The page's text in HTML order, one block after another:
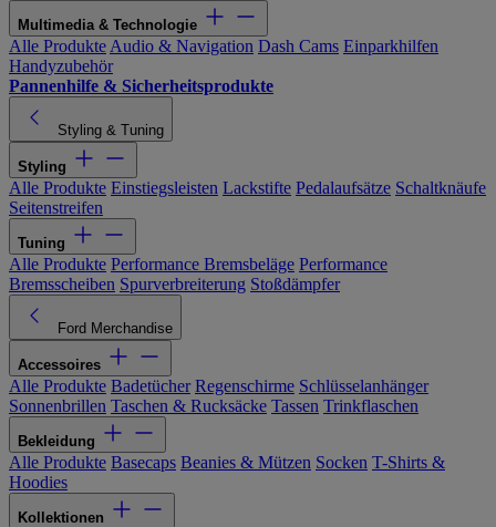
Multimedia & Technologie
Alle Produkte Audio & Navigation Dash Cams Einparkhilfen
Handyzubehör
Pannenhilfe & Sicherheitsprodukte
Styling & Tuning
Styling
Alle Produkte Einstiegsleisten Lackstifte Pedalaufsätze Schaltknäufe
Seitenstreifen
Tuning
Alle Produkte Performance Bremsbeläge Performance
Bremsscheiben Spurverbreiterung Stoßdämpfer
Ford Merchandise
Accessoires
Alle Produkte Badetücher Regenschirme Schlüsselanhänger
Sonnenbrillen Taschen & Rucksäcke Tassen Trinkflaschen
Bekleidung
Alle Produkte Basecaps Beanies & Mützen Socken T-Shirts &
Hoodies
Kollektionen